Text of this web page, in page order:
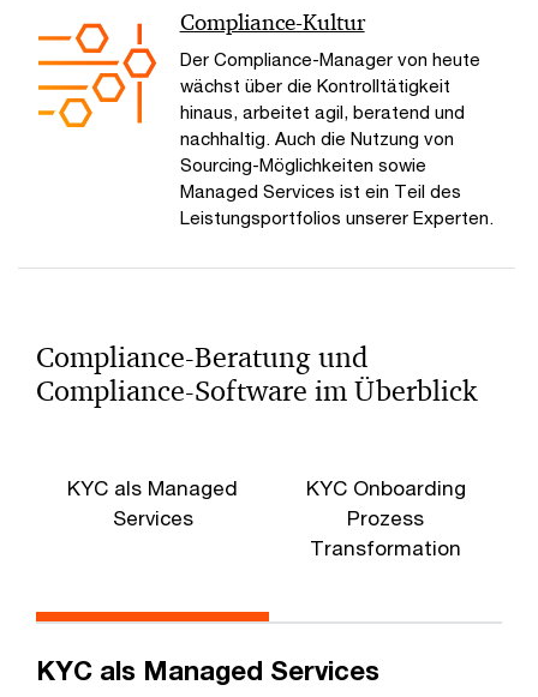
Compliance-Kultur
Der Compliance-Manager von heute
wächst über die Kontrolltätigkeit
hinaus, arbeitet agil, beratend und
nachhaltig. Auch die Nutzung von
Sourcing-Möglichkeiten sowie
Managed Services ist ein Teil des
Leistungsportfolios unserer Experten.
Compliance-Beratung und
Compliance-Software im Überblick
KYC als Managed
Services
KYC Onboarding
Prozess
Transformation
KYC als Managed Services